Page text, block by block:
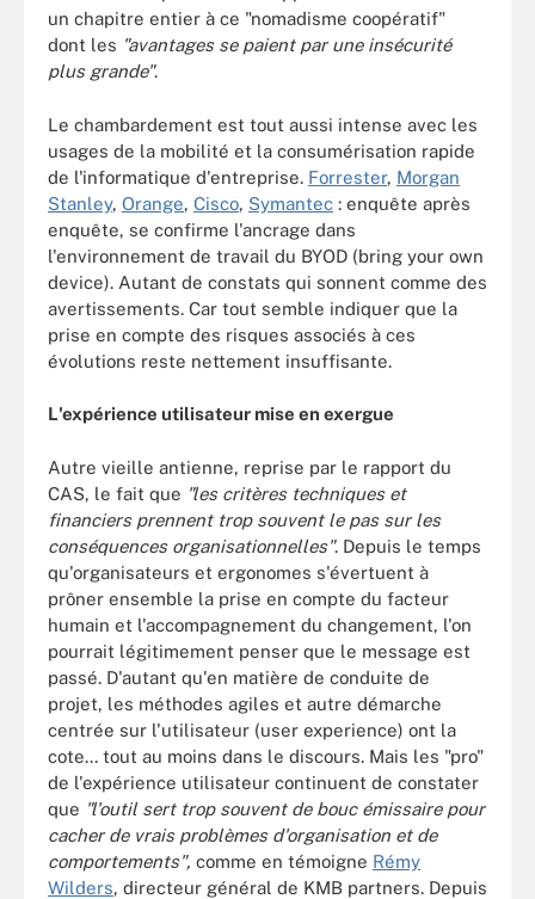
un chapitre entier à ce "nomadisme coopératif"
dont les "avantages se paient par une insécurité
plus grande".
Le chambardement est tout aussi intense avec les
usages de la mobilité et la consumérisation rapide
de l'informatique d'entreprise. Forrester, Morgan
Stanley, Orange, Cisco, Symantec : enquête après
enquête, se confirme l'ancrage dans
l'environnement de travail du BYOD (bring your own
device). Autant de constats qui sonnent comme des
avertissements. Car tout semble indiquer que la
prise en compte des risques associés à ces
évolutions reste nettement insuffisante.
L'expérience utilisateur mise en exergue
Autre vieille antienne, reprise par le rapport du
CAS, le fait que "les critères techniques et
financiers prennent trop souvent le pas sur les
conséquences organisationnelles". Depuis le temps
qu'organisateurs et ergonomes s'évertuent à
prôner ensemble la prise en compte du facteur
humain et l'accompagnement du changement, l'on
pourrait légitimement penser que le message est
passé. D'autant qu'en matière de conduite de
projet, les méthodes agiles et autre démarche
centrée sur l'utilisateur (user experience) ont la
cote... tout au moins dans le discours. Mais les "pro"
de l'expérience utilisateur continuent de constater
que "l'outil sert trop souvent de bouc émissaire pour
cacher de vrais problèmes d'organisation et de
comportements", comme en témoigne Rémy
Wilders, directeur général de KMB partners. Depuis